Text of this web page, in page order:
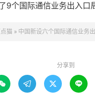
9个国际通信业务出入口
猫 » 中国新设六个国际通信业务
分享到
  